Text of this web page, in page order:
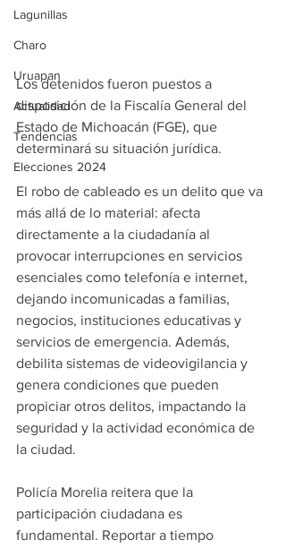
Lagunillas
Charo
Uruapan
Actualidad
Tendencias
Elecciones 2024
Los detenidos fueron puestos a
disposición de la Fiscalía General del
Estado de Michoacán (FGE), que
determinará su situación jurídica.
El robo de cableado es un delito que va
más allá de lo material: afecta
directamente a la ciudadanía al
provocar interrupciones en servicios
esenciales como telefonía e internet,
dejando incomunicadas a familias,
negocios, instituciones educativas y
servicios de emergencia. Además,
debilita sistemas de videovigilancia y
genera condiciones que pueden
propiciar otros delitos, impactando la
seguridad y la actividad económica de
la ciudad.
Policía Morelia reitera que la
participación ciudadana es
fundamental. Reportar a tiempo